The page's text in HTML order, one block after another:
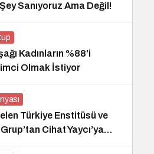
Şey Sanıyoruz Ama Değil!
Kadınların %88’i
Olmak İstiyor
Türkiye Enstitüsü ve
Cihat Yaycı’ya
Ziyaret